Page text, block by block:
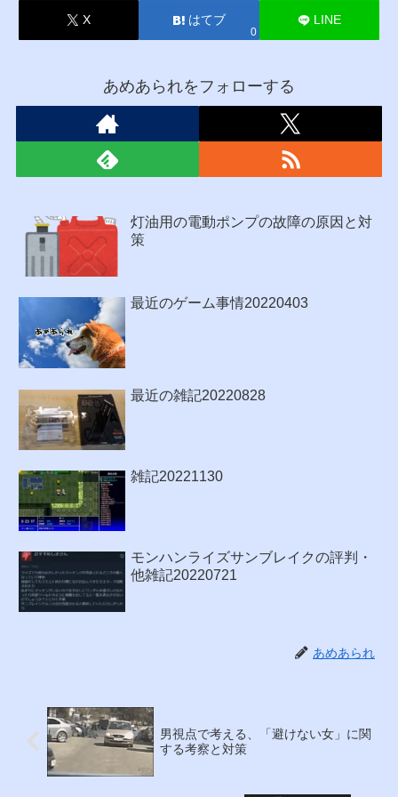
X はてブ
0
LINE
あめあられをフォローする
灯油用の電動ポンプの故障の原因と対
策
最近のゲーム事情20220403
最近の雑記20220828
雑記20221130
モンハンライズサンブレイクの評判・
他雑記20220721
あめあられ
男視点で考える、「避けない女」に関
する考察と対策